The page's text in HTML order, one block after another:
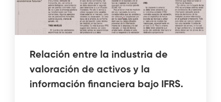
Relación entre la industria de
valoración de activos y la
información financiera bajo IFRS.